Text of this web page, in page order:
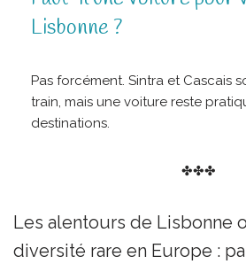
Lisbonne ?
Pas forcément. Sintra et Cascais
train, mais une voiture reste
destinations.
✤✤✤
Les alentours de Lisbonne
diversité rare en Europe :